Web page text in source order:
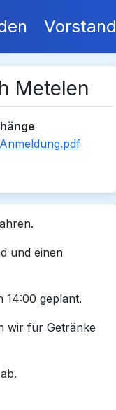
Vorstand
Metelen
Anmeldung.pdf
und einen
14:00 geplant.
wir für Getränke